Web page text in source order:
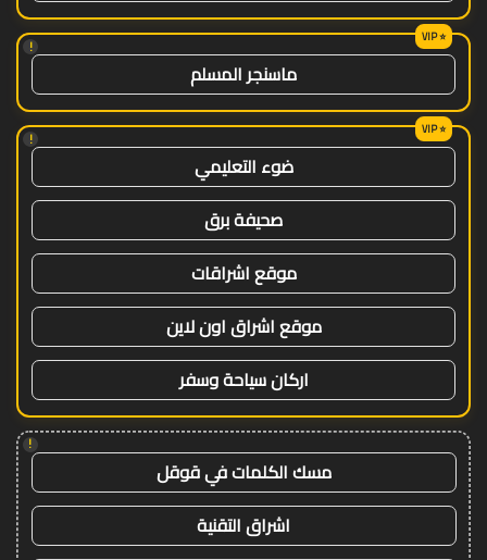
!
ماسنجر المسلم
!
ضوء التعليمي
صحيفة برق
موقع اشراقات
موقع اشراق اون لاين
اركان سياحة وسفر
!
مسك الكلمات في قوقل
اشراق التقنية